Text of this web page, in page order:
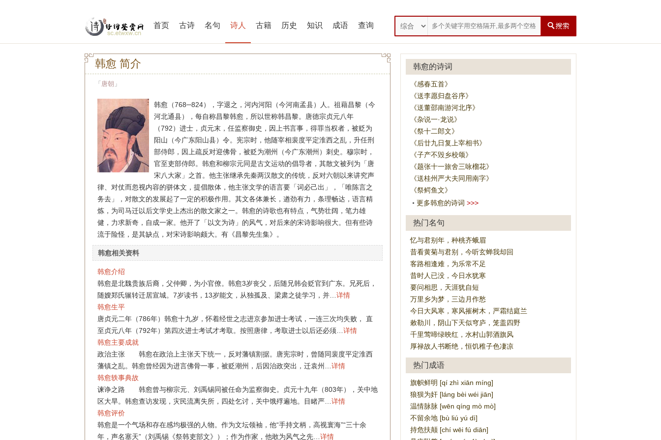
首页 古诗 名句 诗人 古籍 历史 知识 成语 查询
韩愈 简介
「 唐朝 」
韩愈（768─824），字退之，河内河阳（今河南孟县）人。祖藉昌黎（今
河北通县），每自称昌黎韩愈，所以世称韩昌黎。唐德宗贞元八年
（792）进士，贞元末，任监察御史，因上书言事，得罪当权者，被贬为
阳山（今广东阳山县）令。宪宗时，他随宰相裴度平定淮西之乱，升任刑
部侍郎，因上疏反对迎佛骨，被贬为潮州（今广东潮州）刺史。穆宗时，
官至吏部侍郎。韩愈和柳宗元同是古文运动的倡导者，其散文被列为「唐
宋八大家」之首。他主张继承先秦两汉散文的传统，反对六朝以来讲究声
律、对仗而忽视内容的骈体文，提倡散体，他主张文学的语言要「词必己出」，「唯陈言之
务去」，对散文的发展起了一定的积极作用。其文各体兼长，遒劲有力，条理畅达，语言精
炼，为司马迁以后文学史上杰出的散文家之一。韩愈的诗歌也有特点，气势壮阔，笔力雄
健，力求新奇，自成一家。他开了「以文为诗」的风气，对后来的宋诗影响很大。但有些诗
流于险怪，是其缺点，对宋诗影响颇大。有《昌黎先生集》。
韩愈相关资料
韩愈介绍
韩愈是北魏贵族后裔，父仲卿，为小官僚。韩愈3岁丧父，后随兄韩会贬官到广东。兄死后，
随嫂郑氏辗转迁居宣城。7岁读书，13岁能文，从独孤及、梁肃之徒学习，并… 详情
韩愈生平
唐贞元二年（786年）韩愈十九岁，怀着经世之志进京参加进士考试，一连三次均失败， 直
至贞元八年（792年）第四次进士考试才考取。按照唐律，考取进士以后还必须… 详情
韩愈主要成就
政治主张 韩愈在政治上主张天下统一，反对藩镇割据。唐宪宗时，曾随同裴度平定淮西
藩镇之乱。韩愈曾经因为进言佛骨一事，被贬潮州，后因治政突出，迁袁州… 详情
韩愈轶事典故
谏诤之路 韩愈曾与柳宗元、刘禹锡同被任命为监察御史。贞元十九年（803年），关中地
区大旱。韩愈查访发现，灾民流离失所，四处乞讨，关中饿殍遍地。目睹严… 详情
韩愈评价
韩愈是一个气场和存在感均极强的人物。作为文坛领袖，他“手持文柄，高视寰海”“三十余
年，声名塞天”（刘禹锡《祭韩吏部文》）；作为作家，他敢为风气之先… 详情
韩愈的诗词
《感春五首》
《送李愿归盘谷序》
《送董邵南游河北序》
《杂说一·龙说》
《祭十二郎文》
《后廿九日复上宰相书》
《子产不毁乡校颂》
《题张十一旅舍三咏榴花》
《送桂州严大夫同用南字》
《祭鳄鱼文》
更多韩愈的诗词 >>>
热门名句
忆与君别年，种桃齐蛾眉
昔看黄菊与君别，今听玄蝉我却回
客路相逢难，为乐常不足
昔时人已没，今日水犹寒
要问相思，天涯犹自短
万里乡为梦，三边月作愁
今日大风寒，寒风摧树木，严霜结庭兰
敕勒川，阴山下天似穹庐，笼盖四野
千里莺啼绿映红，水村山郭酒旗风
厚禄故人书断绝，恒饥稚子色凄凉
热门成语
旗帜鲜明 [qí zhì xiān míng]
狼狈为奸 [láng bèi wéi jiān]
温情脉脉 [wēn qíng mò mò]
不留余地 [bù liú yú dì]
持危扶颠 [chí wēi fú diān]